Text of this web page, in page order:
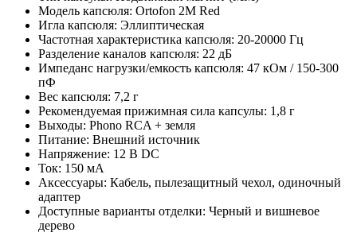
Модель капсюля: Ortofon 2M Red
Игла капсюля: Эллиптическая
Частотная характеристика капсюля: 20-20000 Гц
Разделение каналов капсюля: 22 дБ
Импеданс нагрузки/емкость капсюля: 47 кОм / 150-300
пФ
Вес капсюля: 7,2 г
Рекомендуемая прижимная сила капсулы: 1,8 г
Выходы: Phono RCA + земля
Питание: Внешний источник
Напряжение: 12 В DC
Ток: 150 мА
Аксессуары: Кабель, пылезащитный чехол, одиночный
адаптер
Доступные варианты отделки: Черный и вишневое
дерево